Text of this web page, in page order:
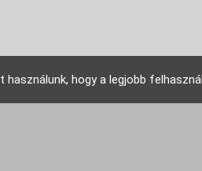
használunk, hogy a legjobb